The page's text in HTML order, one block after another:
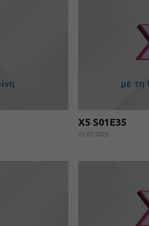
X5 S01E35
21.07.2023